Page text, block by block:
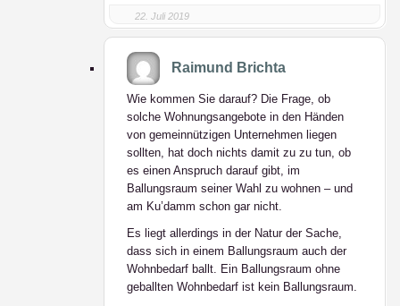
22. Juli 2019
Raimund Brichta
Wie kommen Sie darauf? Die Frage, ob
solche Wohnungsangebote in den Händen
von gemeinnützigen Unternehmen liegen
sollten, hat doch nichts damit zu zu tun, ob
es einen Anspruch darauf gibt, im
Ballungsraum seiner Wahl zu wohnen – und
am Ku’damm schon gar nicht.
Es liegt allerdings in der Natur der Sache,
dass sich in einem Ballungsraum auch der
Wohnbedarf ballt. Ein Ballungsraum ohne
geballten Wohnbedarf ist kein Ballungsraum.